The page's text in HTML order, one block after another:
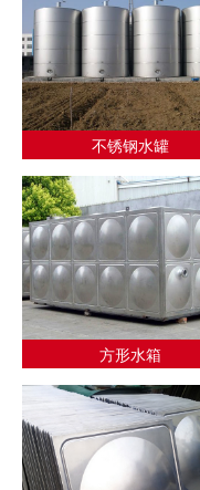
不锈钢水罐
方形水箱